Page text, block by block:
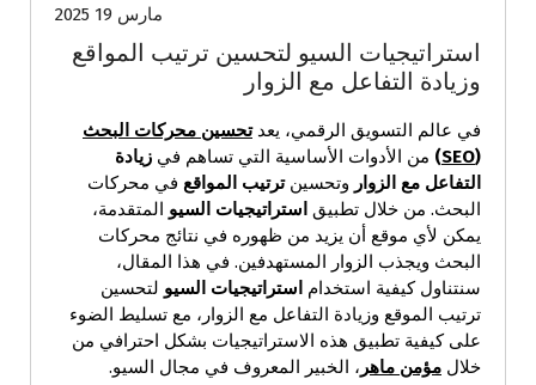
مارس 19 2025
استراتيجيات السيو لتحسين ترتيب المواقع
وزيادة التفاعل مع الزوار
في عالم التسويق الرقمي، يعدتحسين محركات البحث
(
SEO
) من الأدوات الأساسية التي تساهم في زيادة
التفاعل مع الزوار وتحسينترتيب المواقع في محركات
البحث. من خلال تطبيق استراتيجيات السيو المتقدمة،
يمكن لأي موقع أن يزيد من ظهوره في نتائج محركات
البحث ويجذب الزوار المستهدفين. في هذا المقال،
سنتناول كيفية استخدام استراتيجيات السيو لتحسين
ترتيب الموقع وزيادة التفاعل مع الزوار، مع تسليط الضوء
على كيفية تطبيق هذه الاستراتيجيات بشكل احترافي من
خلال مؤمن ماهر ، الخبير المعروف في مجال السيو.